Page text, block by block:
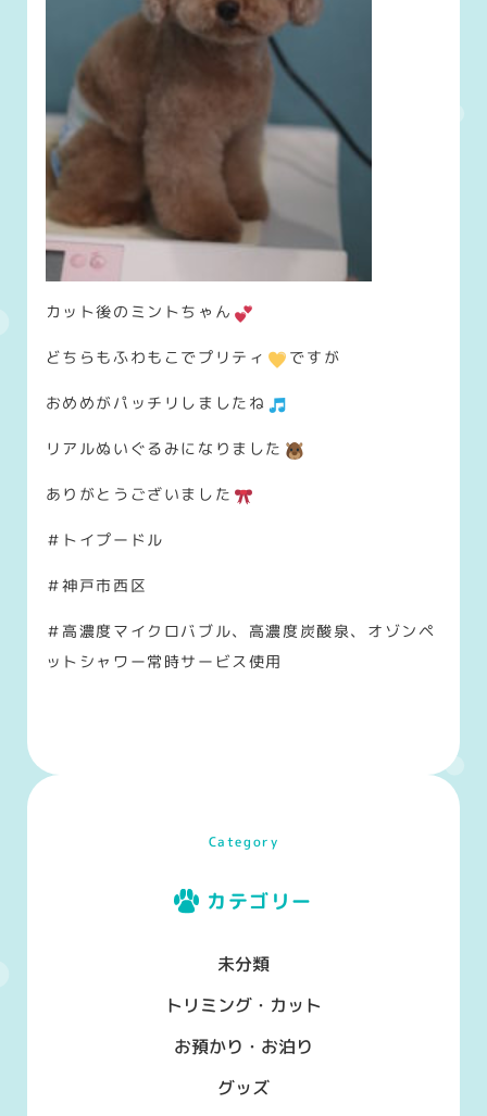
カット後のミントちゃん
どちらもふわもこでプリティ ですが
おめめがパッチリしましたね
リアルぬいぐるみになりました
ありがとうございました
＃トイプードル
＃神戸市西区
＃高濃度マイクロバブル、高濃度炭酸泉、オゾンペ
ットシャワー常時サービス使用
Category
カテゴリー
未分類
トリミング・カット
お預かり・お泊り
グッズ